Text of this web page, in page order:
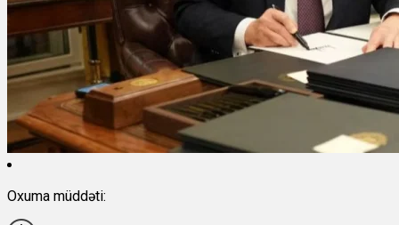
Oxuma müddəti: